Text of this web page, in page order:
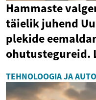
Hammaste
täielik juhend
plekide
ohutustegureid.
TEHNOLOOGIA JA